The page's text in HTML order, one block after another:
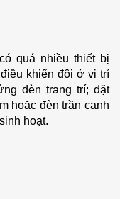
quá nhiều thiết bị
khiển đôi ở vị trí
đèn trang trí; đặt
hoặc đèn trần cạnh
hoạt.